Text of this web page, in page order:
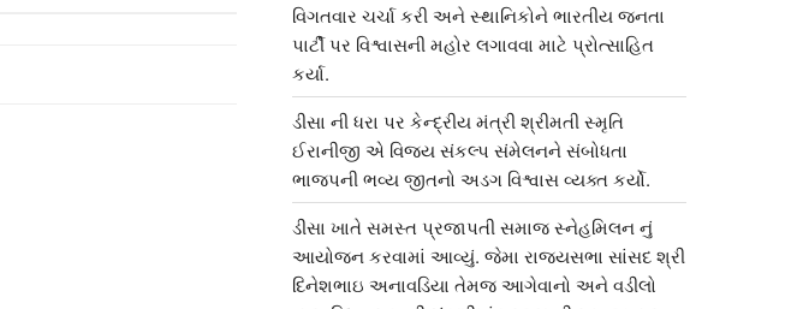
વિગતવાર ચર્ચા કરી અને સ્થાનિકોને ભારતીય જનતા
પાર્ટી પર વિશ્વાસની મહોર લગાવવા માટે પ્રોત્સાહિત
કર્યા.
ડીસા ની ધરા પર કેન્દ્રીય મંત્રી શ્રીમતી સ્મૃતિ
ઈરાનીજી એ વિજય સંકલ્પ સંમેલનને સંબોધતા
ભાજપની ભવ્ય જીતનો અડગ વિશ્વાસ વ્યક્ત કર્યો.
ડીસા ખાતે સમસ્ત પ્રજાપતી સમાજ સ્નેહમિલન નું
આયોજન કરવામાં આવ્યું. જેમા રાજ્યસભા સાંસદ શ્રી
દિનેશભાઇ અનાવડિયા તેમજ આગેવાનો અને વડીલો